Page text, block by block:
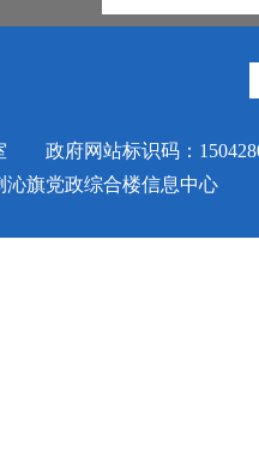
政府网站标识码：
旗党政综合楼信息中心